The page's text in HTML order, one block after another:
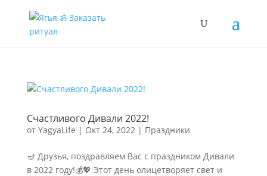
Счастливого Дивали 2022!
от YagyaLife | Окт 24, 2022| Праздники
🪔 Друзья, поздравляем Вас с праздником Дивали
в 2022 году!💰💖 Этот день олицетворяет свет и